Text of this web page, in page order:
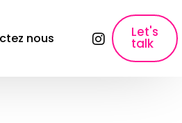
nous Let's
talk